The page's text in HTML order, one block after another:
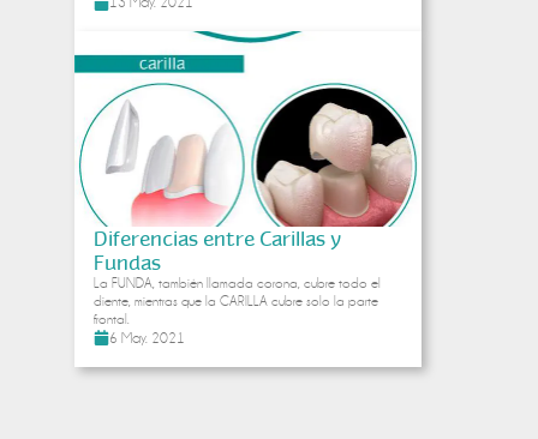
Diferencias entre Carillas y
Fundas
La FUNDA, también llamada corona, cubre todo el
diente, mientras que la CARILLA cubre solo la parte
frontal.
6 May. 2021